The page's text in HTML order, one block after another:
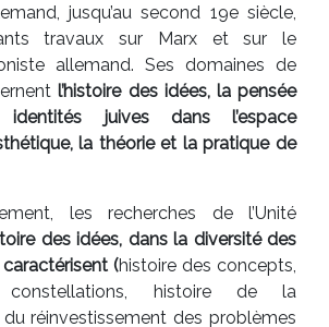
jusqu’au second 19e siècle,
travaux sur Marx et sur le
allemand. Ses domaines de
l’histoire des idées, la pensée
juives dans l’espace
la théorie et la pratique de
les recherches de l’Unité
des idées, dans la diversité des
(histoire des concepts,
histoire de la
réinvestissement des problèmes